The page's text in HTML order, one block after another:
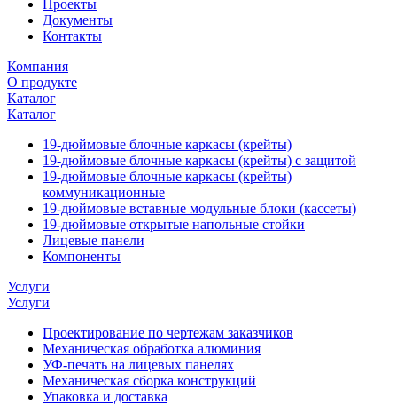
Проекты
Документы
Контакты
Компания
О продукте
Каталог
Каталог
19-дюймовые блочные каркасы (крейты)
19-дюймовые блочные каркасы (крейты) с защитой
19-дюймовые блочные каркасы (крейты)
коммуникационные
19-дюймовые вставные модульные блоки (кассеты)
19-дюймовые открытые напольные стойки
Лицевые панели
Компоненты
Услуги
Услуги
Проектирование по чертежам заказчиков
Механическая обработка алюминия
УФ-печать на лицевых панелях
Механическая сборка конструкций
Упаковка и доставка